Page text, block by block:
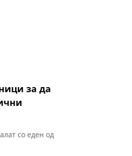
за да
со еден од